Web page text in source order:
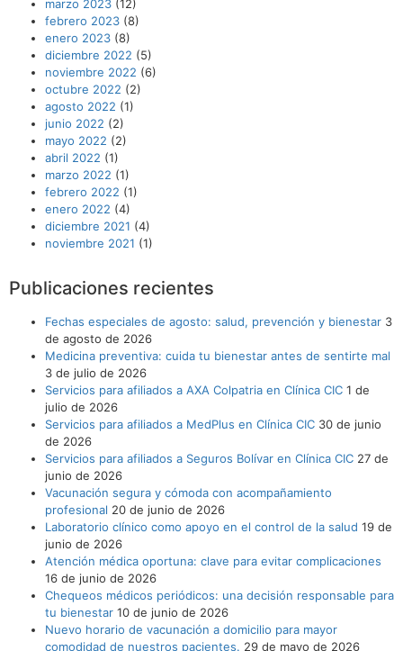
marzo 2023 (12)
febrero 2023 (8)
enero 2023 (8)
diciembre 2022 (5)
noviembre 2022 (6)
octubre 2022 (2)
agosto 2022 (1)
junio 2022 (2)
mayo 2022 (2)
abril 2022 (1)
marzo 2022 (1)
febrero 2022 (1)
enero 2022 (4)
diciembre 2021 (4)
noviembre 2021 (1)
Publicaciones recientes
Fechas especiales de agosto: salud, prevención y bienestar 3
de agosto de 2026
Medicina preventiva: cuida tu bienestar antes de sentirte mal
3 de julio de 2026
Servicios para afiliados a AXA Colpatria en Clínica CIC 1 de
julio de 2026
Servicios para afiliados a MedPlus en Clínica CIC 30 de junio
de 2026
Servicios para afiliados a Seguros Bolívar en Clínica CIC 27 de
junio de 2026
Vacunación segura y cómoda con acompañamiento
profesional 20 de junio de 2026
Laboratorio clínico como apoyo en el control de la salud 19 de
junio de 2026
Atención médica oportuna: clave para evitar complicaciones
16 de junio de 2026
Chequeos médicos periódicos: una decisión responsable para
tu bienestar 10 de junio de 2026
Nuevo horario de vacunación a domicilio para mayor
comodidad de nuestros pacientes. 29 de mayo de 2026